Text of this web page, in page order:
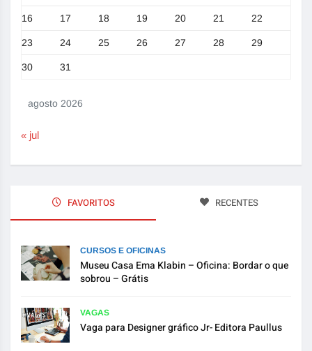
agosto 2026
16 17 18 19 20 21 22
23 24 25 26 27 28 29
30 31
« jul
FAVORITOS RECENTES
CURSOS E OFICINAS
Museu Casa Ema Klabin – Oficina: Bordar o que
sobrou – Grátis
VAGAS
Vaga para Designer gráfico Jr- Editora Paullus